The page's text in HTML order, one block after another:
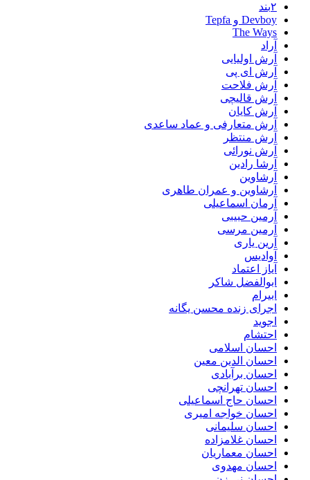
۲بند
Devboy و Tepfa
The Ways
آراد
آرش اولیایی
آرش ای پی
آرش فلاحت
آرش قالیچی
آرش کایان
آرش متعارفی و عماد ساعدی
آرش منتظر
آرش نورائی
آرشا رادین
آرشاوین
آرشاوین و عمران طاهری
آرمان اسماعیلی
آرمین حبیبی
آرمین مرسی
آرین یاری
آوادیس
آیاز اعتماد
ابوالفضل شاکر
ابیرام
اجرای زنده محسن یگانه
اجوید
احتشام
احسان اسلامی
احسان الدین معین
احسان برآبادی
احسان تهرانچی
احسان حاج اسماعیلی
احسان خواجه امیری
احسان سلیمانی
احسان غلامزاده
احسان معماریان
احسان مهدوی